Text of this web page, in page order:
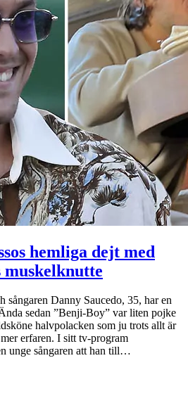
hemliga dejt med
muskelknutte
sångaren Danny Saucedo, 35, har en
sedan ”Benji-Boy” var liten pojke
halvpolacken som ju trots allt är
erfaren. I sitt tv-program
unge sångaren att han till…